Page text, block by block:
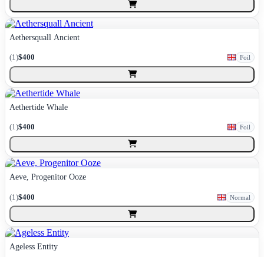
Aethersquall Ancient
(1)$400 Foil
Aethertide Whale
(1)$400 Foil
Aeve, Progenitor Ooze
(1)$400 Normal
Ageless Entity